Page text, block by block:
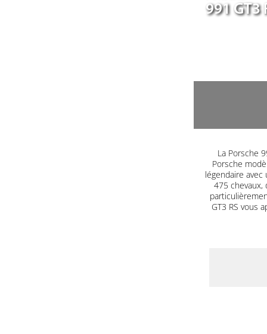
991 GT3
La Porsche
Porsche
légendaire
475
GT3 RS vous